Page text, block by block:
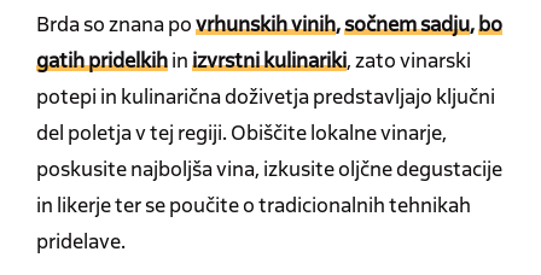
Brda so znana povrhunskih vinih,sočnem sadju,bo
gatih pridelkihinizvrstni kulinariki, zato vinarski
potepi in kulinarična doživetja predstavljajo ključni
del poletja v tej regiji. Obiščite lokalne vinarje,
poskusite najboljša vina, izkusite oljčne degustacije
in likerje ter se poučite o tradicionalnih tehnikah
pridelave.